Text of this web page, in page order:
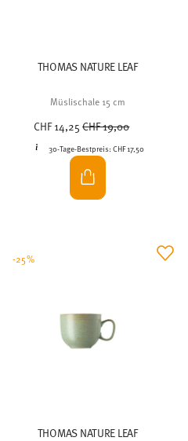
THOMAS NATURE LEAF
Müslischale 15 cm
CHF 14,25Price reduced from
CHF 19,00
30-Tage-Bestpreis: CHF 17,50
THOMAS NATURE LEAF
-25%